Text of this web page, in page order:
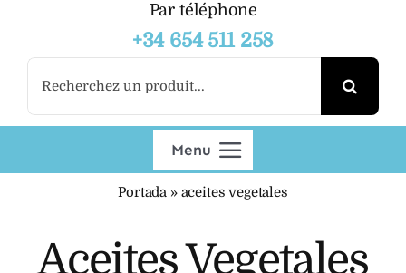
Par téléphone
+34 654 511 258
for:
Menu
Grossiste
Portada » aceites vegetales
Aceites Vegetales